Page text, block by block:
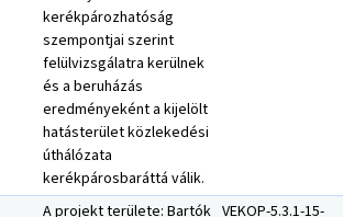
kerékpározhatóság
szempontjai szerint
felülvizsgálatra kerülnek
és a beruházás
eredményeként a kijelölt
hatásterület közlekedési
úthálózata
kerékpárosbaráttá válik.
A projekt területe: Bartók VEKOP-5.3.1-15-